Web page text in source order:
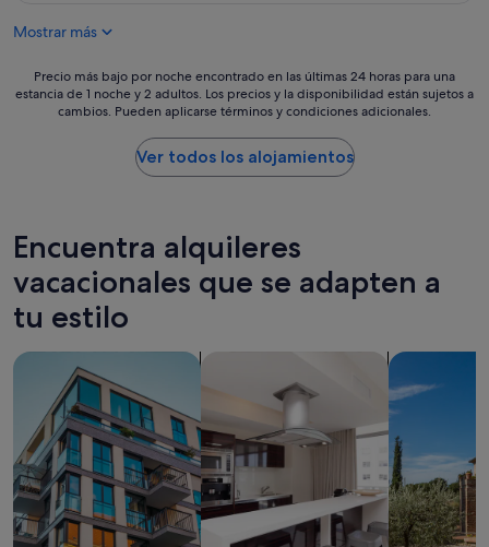
Mostrar más
Precio
más
últimas
24 horas
para
una
estancia
de
1 noche
y
2 adultos.
precios
la
disponibilidad
están
sujetos
Precio más bajo por noche encontrado en las últimas 24 horas para una
estancia de 1 noche y 2 adultos. Los precios y la disponibilidad están sujetos a
cambios. Pueden aplicarse términos y condiciones adicionales.
Ver todos los alojamientos
Encuentra alquileres
vacacionales que se adapten a
tu estilo
Buscar apartamentos buscar residencias Buscar villas